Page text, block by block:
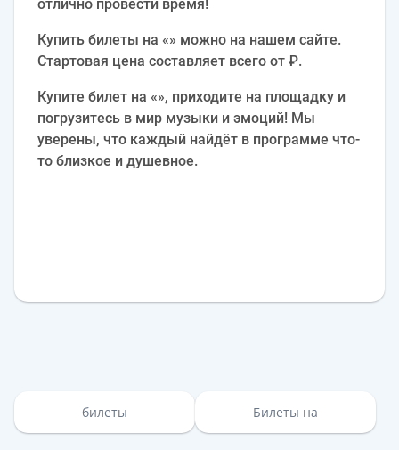
отлично провести время!
Купить билеты на «» можно на нашем сайте.
Стартовая цена составляет всего от ₽.
Купите билет на «», приходите на площадку и
погрузитесь в мир музыки и эмоций! Мы
уверены, что каждый найдёт в программе что-
то близкое и душевное.
билеты Билеты на